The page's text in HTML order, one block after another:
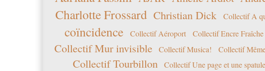
Charlotte Frossard Christian Dick Collectif A
coïncidence
Collectif Aéroport Collectif Encre Fraîche
Collectif Mur invisible Collectif Musica! Collectif
Collectif Tourbillon
Collectif Une page et une spatule